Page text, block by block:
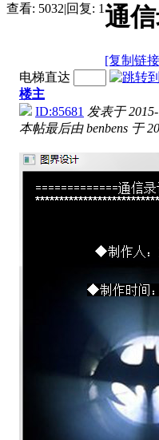
查看: 5032|回复: 1通
[复制链
电梯直达
楼主
ID:85681 发表于
本帖最后由 benbens 于